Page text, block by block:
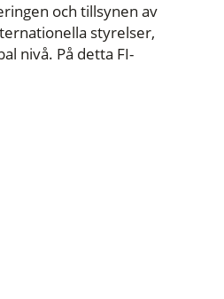
och tillsynen av
styrelser,
nivå. På detta FI-